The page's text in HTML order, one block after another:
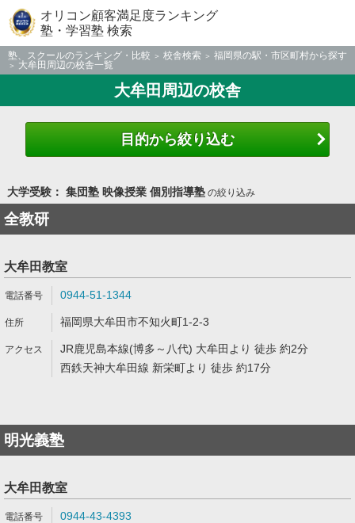
オリコン顧客満足度ランキング
塾・学習塾 検索
塾、スクールのランキング・比較 校舎検索
福岡県の駅・市区町村から探す
大牟田周辺の校舎一覧
大牟田周辺の校舎
目的から絞り込む
大学受験： 集団塾 映像授業 個別指導塾の絞り込み
全教研
大牟田教室
0944-51-1344
福岡県大牟田市不知火町1-2-3
JR鹿児島本線(博多～八代) 大牟田より 徒歩 約2分
西鉄天神大牟田線 新栄町より 徒歩 約17分
明光義塾
大牟田教室
0944-43-4393